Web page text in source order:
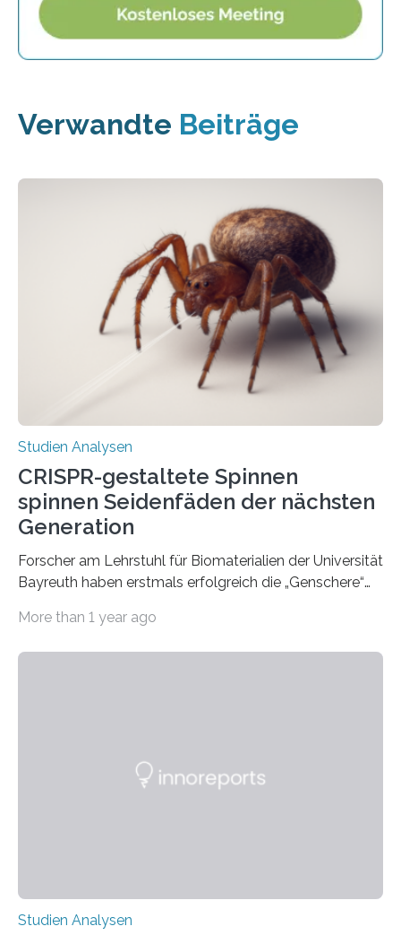
Verwandte Beiträge
Studien Analysen
CRISPR-gestaltete Spinnen
spinnen Seidenfäden der nächsten
Generation
Forscher am Lehrstuhl für Biomaterialien der Universität
Bayreuth haben erstmals erfolgreich die „Genschere“
produzierten nach der Gen-Editierung rot
biologisch abbaubar. Wenn es gelingt, die Produktion
More than 1 year ago
Studien Analysen